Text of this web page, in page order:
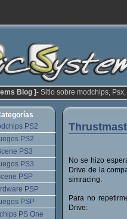
Blog ]- Sitio sobre modchips,
No se hizo
Drive de la
simracing.
Para no
Drive:
PS2
PS2
PS3
PS3
PSP
PSP
PSP
PS One